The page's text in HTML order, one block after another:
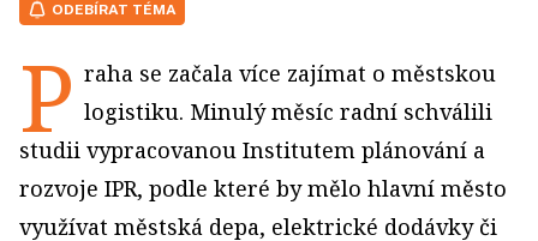
ODEBÍRAT TÉMA
P raha se začala více zajímat o městskou
logistiku. Minulý měsíc radní schválili
studii vypracovanou Institutem plánování a
rozvoje IPR, podle které by mělo hlavní město
využívat městská depa, elektrické dodávky či